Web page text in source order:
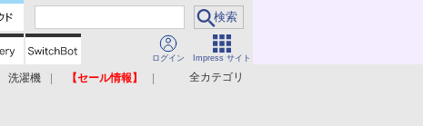
ログイン Impress サイト
全カテゴリ
洗濯機
【セール情報】